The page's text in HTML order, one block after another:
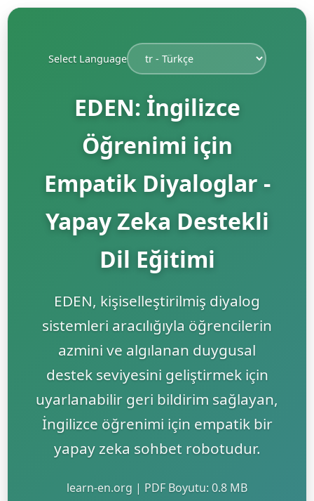
Select Language
EDEN: İngilizce
Öğrenimi için
Empatik Diyaloglar -
Yapay Zeka Destekli
Dil Eğitimi
EDEN, kişiselleştirilmiş diyalog
sistemleri aracılığıyla öğrencilerin
azmini ve algılanan duygusal
destek seviyesini geliştirmek için
uyarlanabilir geri bildirim sağlayan,
İngilizce öğrenimi için empatik bir
yapay zeka sohbet robotudur.
learn-en.org | PDF Boyutu: 0.8 MB